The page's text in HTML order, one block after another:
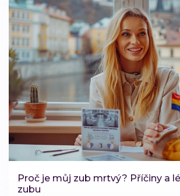
Proč je můj zub mrtvý? Příčiny a
zubu